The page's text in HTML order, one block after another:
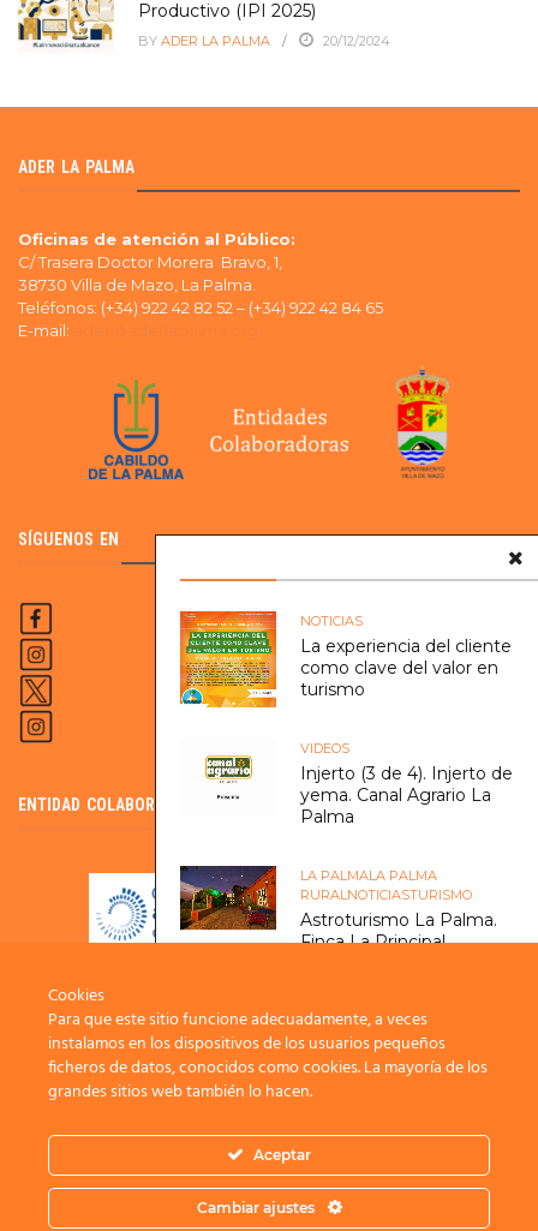
NOTICIAS
La experiencia del cliente
como clave del valor en
turismo
VIDEOS
Injerto (3 de 4). Injerto de
yema. Canal Agrario La
Palma
LA PALMALA PALMA
RURALNOTICIASTURISMO
Astroturismo La Palma.
Finca La Principal.
El Cabildo mejora la
comercialización del
aguacate con nueva
maquinaria de
INNOVACIÓN Y COOPERACIÓN
Perfil del Contratante
Productivo (IPI 2025)
BY ADER LA PALMA 20/12/2024
ADER LA PALMA
Oficinas de atención al Público:
C/ Trasera Doctor Morera Bravo, 1,
38730 Villa de Mazo, La Palma.
Teléfonos: (+34) 922 42 82 52 – (+34) 922 42 84 65
E-mail:
SÍGUENOS EN
ENTIDAD COLABORADORA DEL SCE
Protección de datos/ Política Privacidad
Cookies
Para que este sitio funcione adecuadamente, a veces
instalamos en los dispositivos de los usuarios pequeños
ficheros de datos, conocidos como cookies. La mayoría de los
grandes sitios web también lo hacen.
Aceptar
Cambiar ajustes